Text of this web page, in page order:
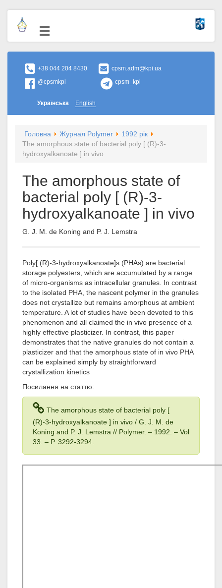
+38 044 204 8430
cpsm.adm@kpi.ua
@cpsmkpi
cpsm_kpi
Українська English
Головна Журнал Polymer
1992 рік
The amorphous state of bacterial poly [ (R)-3-
hydroxyalkanoate ] in vivo
The amorphous state of
bacterial poly [ (R)-3-
hydroxyalkanoate ] in vivo
G. J. M. de Koning and P. J. Lemstra
Poly[ (R)-3-hydroxyalkanoate]s (PHAs) are bacterial
storage polyesters, which are accumulated by a range
of micro-organisms as intracellular granules. In contrast
to the isolated PHA, the nascent polymer in the granules
does not crystallize but remains amorphous at ambient
temperature. A lot of studies have been devoted to this
phenomenon and all claimed the in vivo presence of a
highly effective plasticizer. In contrast, this paper
demonstrates that the native granules do not contain a
plasticizer and that the amorphous state of in vivo PHA
can be explained simply by straightforward
crystallization kinetics
Посилання на статтю:
The amorphous state of bacterial poly [
(R)-3-hydroxyalkanoate ] in vivo / G. J. M. de
Koning and P. J. Lemstra // Polymer. – 1992 . – Vol
33 . – P. 3292-3294.